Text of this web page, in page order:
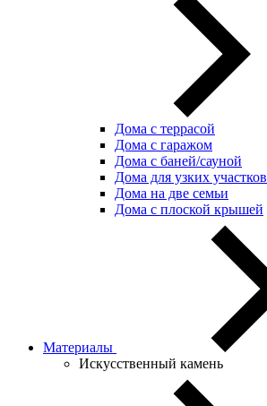
Дома с террасой
Дома с гаражом
Дома с баней/сауной
Дома для узких участков
Дома на две семьи
Дома с плоской крышей
Материалы
Искусственный камень